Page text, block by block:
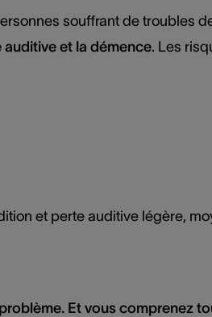
souffrant de troubles
et la démence. Les
et perte auditive légère,
Et vous comprenez